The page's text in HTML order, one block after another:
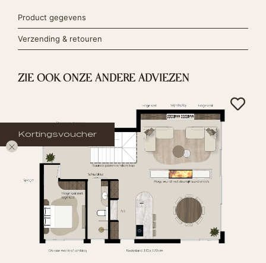
Product gegevens
Verzending & retouren
ZIE OOK ONZE ANDERE ADVIEZEN
Kortingsvoucher
Kortingsvoucher